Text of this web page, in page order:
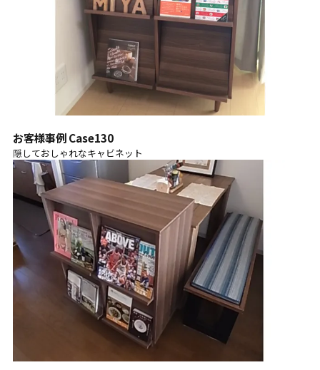
お客様事例 Case130
隠しておしゃれなキャビネット